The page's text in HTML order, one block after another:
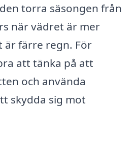
torra säsongen från
när vädret är mer
är färre regn. För
att tänka på att
och använda
skydda sig mot